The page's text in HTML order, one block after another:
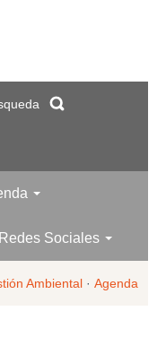
Redes Sociales
Ambiental · Agenda